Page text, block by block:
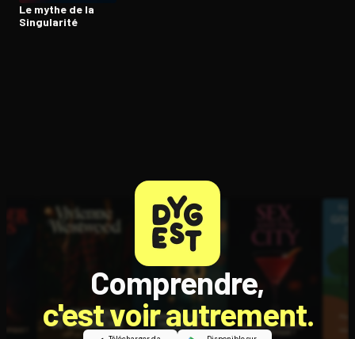
Le mythe de la
Singularité
Comprendre,
c'est voir autrement.